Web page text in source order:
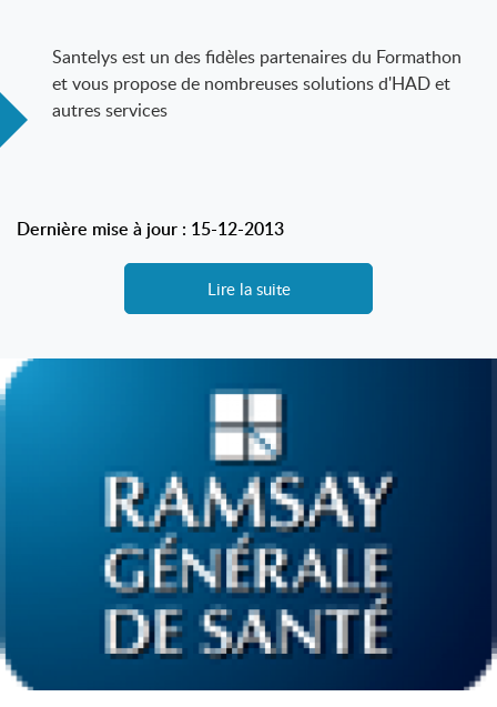
Santelys est un des fidèles partenaires du Formathon
et vous propose de nombreuses solutions d'HAD et
autres services
Dernière mise à jour : 15-12-2013
Lire la suite